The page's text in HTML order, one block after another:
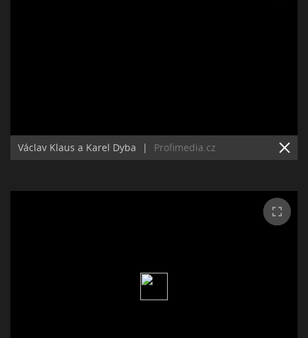
Václav Klaus a Karel Dyba | Profimedia.cz